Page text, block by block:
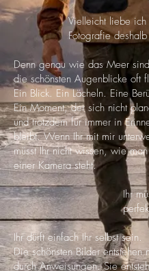
Vielleicht liebe
Fotografie
Denn genau wie das Meer
die schönsten Augenblicke oft
Ein Blick. Ein Lächeln. Eine
Ein Moment, der sich nicht
und trotzdem für immer in
bleibt.Wenn Ihr mit mir
müsst Ihr nicht wissen, wie
einer Kamera steht.
Ihr
Ihr dürft einfach Ihr selbst sein.
Die schönsten Bilder entstehen
durch Anweisungen. Sie